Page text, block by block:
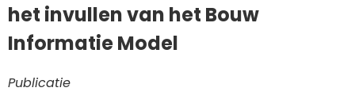
het invullen van het Bouw
Informatie Model
Publicatie